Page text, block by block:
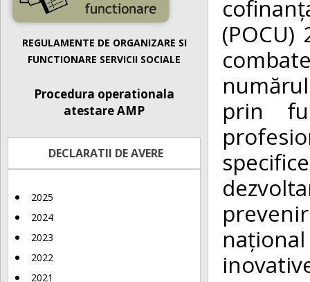
REGULAMENTE DE ORGANIZARE SI
FUNCTIONARE SERVICII SOCIALE
Procedura operationala
atestare AMP
DECLARATII DE AVERE
2025
2024
2023
2022
2021
prin